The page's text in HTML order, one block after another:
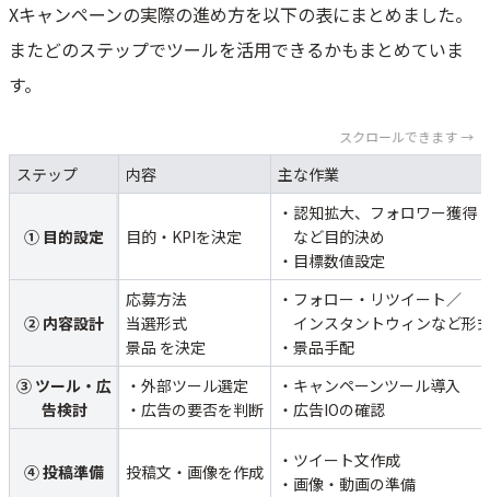
Xキャンペーンの実際の進め方を以下の表にまとめました。
またどのステップでツールを活用できるかもまとめていま
す。
スクロールできます →
ステップ 内容 主な作業
① 目的設定 目的・KPIを決定
・認知拡大、フォロワー獲得
など目的決め
・目標数値設定
② 内容設計
応募方法
当選形式
景品 を決定
・フォロー・リツイート／
インスタントウィンなど形
・景品手配
③ ツール・広
告検討
・外部ツール選定
・広告の要否を判断
・キャンペーンツール導入
・広告IOの確認
④ 投稿準備 投稿文・画像を作成
・ツイート文作成
・画像・動画の準備